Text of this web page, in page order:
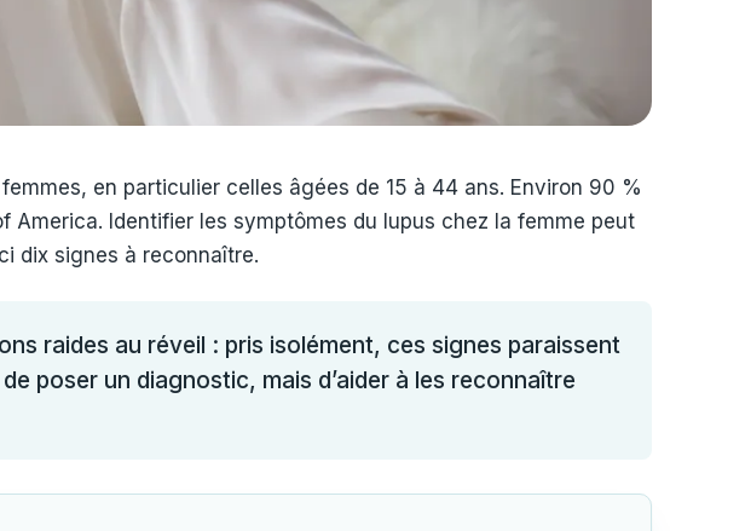
en particulier celles âgées de 15 à 44 ans. Environ 90 %
America. Identifier les symptômes du lupus chez la femme peut
dix signes à reconnaître.
raides au réveil : pris isolément, ces signes paraissent
poser un diagnostic, mais d’aider à les reconnaître